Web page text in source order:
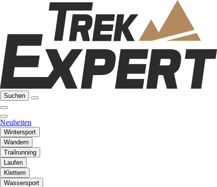
Suchen
Neuheiten
Wintersport
Wandern
Trailrunning
Laufen
Klettern
Wassersport